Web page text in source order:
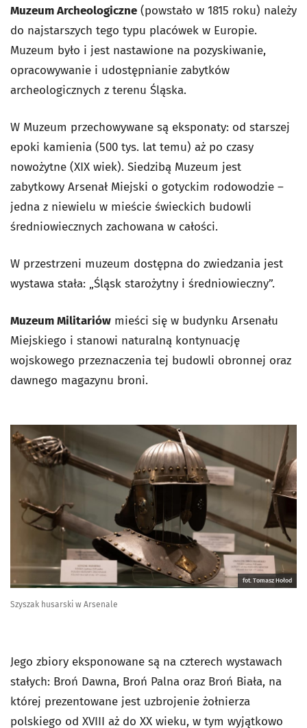
Muzeum Archeologiczne (powstało w 1815 roku) należy
do najstarszych tego typu placówek w Europie.
Muzeum było i jest nastawione na pozyskiwanie,
opracowywanie i udostępnianie zabytków
archeologicznych z terenu Śląska.
W Muzeum przechowywane są eksponaty: od starszej
epoki kamienia (500 tys. lat temu) aż po czasy
nowożytne (XIX wiek). Siedzibą Muzeum jest
zabytkowy Arsenał Miejski o gotyckim rodowodzie –
jedna z niewielu w mieście świeckich budowli
średniowiecznych zachowana w całości.
W przestrzeni muzeum dostępna do zwiedzania jest
wystawa stała: „Śląsk starożytny i średniowieczny”.
Muzeum Militariów mieści się w budynku Arsenału
Miejskiego i stanowi naturalną kontynuację
wojskowego przeznaczenia tej budowli obronnej oraz
dawnego magazynu broni.
fot. Tomasz Hołod
Szyszak husarski w Arsenale
Jego zbiory eksponowane są na czterech wystawach
stałych: Broń Dawna, Broń Palna oraz Broń Biała, na
której prezentowane jest uzbrojenie żołnierza
polskiego od XVIII aż do XX wieku, w tym wyjątkowo